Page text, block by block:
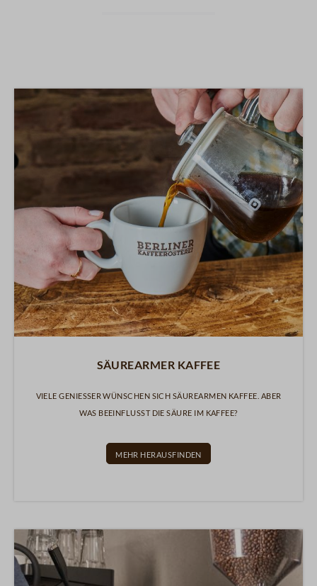
Säurearmer Kaffee
Viele Genießer wünschen sich säurearmen Kaffee. Aber
was beeinflusst die Säure im Kaffee?
Mehr herausfinden